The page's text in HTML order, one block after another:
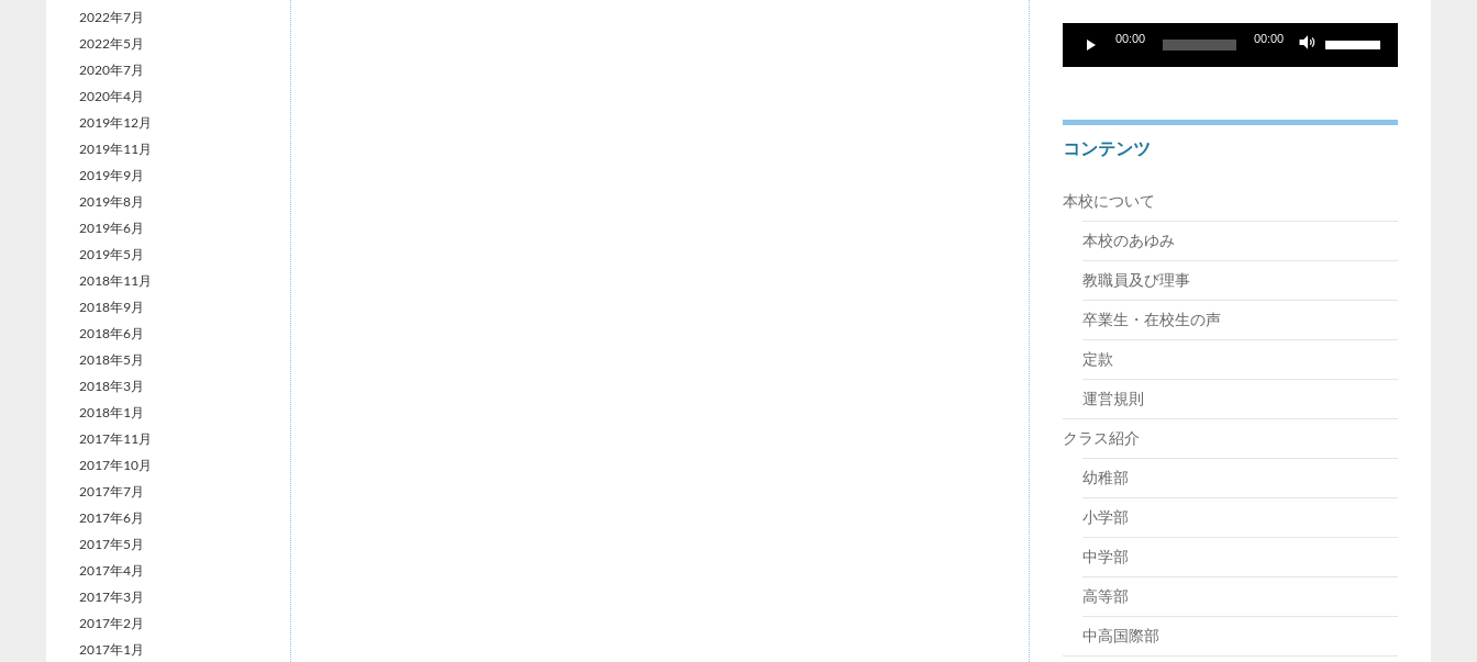
プ
ヤ
ー
00:00 00:00
リ
ュ
調
コンテンツ
本校について
本校のあゆみ
教職員及び理事
卒業生・在校生の声
定款
運営規則
クラス紹介
幼稚部
小学部
中学部
高等部
中高国際部
2022年7月
2022年5月
2020年7月
2020年4月
2019年12月
2019年11月
2019年9月
2019年8月
2019年6月
2019年5月
2018年11月
2018年9月
2018年6月
2018年5月
2018年3月
2018年1月
2017年11月
2017年10月
2017年7月
2017年6月
2017年5月
2017年4月
2017年3月
2017年2月
2017年1月